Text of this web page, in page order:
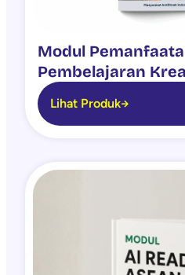
Modul
Pembelajaran
Lihat Produk